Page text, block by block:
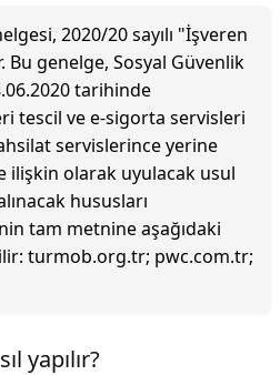
2020/20 sayılı "İşveren
genelge, Sosyal Güvenlik
tarihinde
tescil ve e-sigorta servisleri
servislerince yerine
ilişkin olarak uyulacak usul
hususları
tam metnine aşağıdaki
turmob.org.tr; pwc.com.tr;
yapılır?